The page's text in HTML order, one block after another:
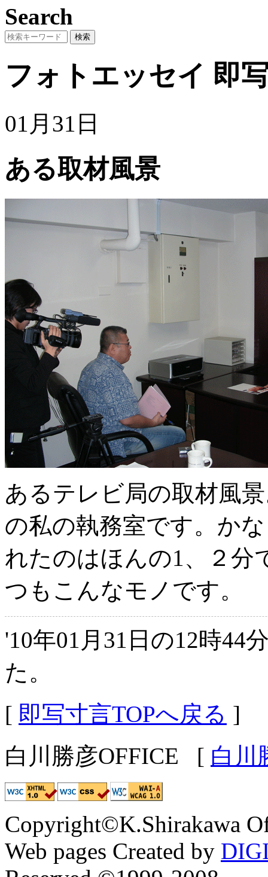
Search
フォトエッセイ 即
01月31日
ある取材風景
あるテレビ局の取材風
の私の執務室です。か
れたのはほんの1、２分
つもこんなモノです。
'10年01月31日の12時44
た。
[ 即写寸言TOPへ戻る ]
白川勝彦OFFICE [ 白川
Copyright©K.Shirakawa
Web pages Created by